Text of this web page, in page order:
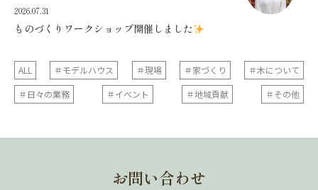
2026.07.31
ものづくりワークショップ開催しました
ALL ＃モデルハウス ＃現場 ＃家づくり
＃木について
＃日々の業務
＃イベント ＃地域貢献 ＃その他
お問い合わせ